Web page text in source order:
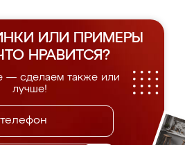
ИЛИ ПРИМЕРЫ
НРАВИТСЯ?
— сделаем также или
лучше!